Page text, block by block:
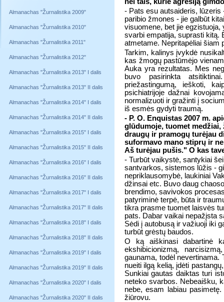
Almanachas "Žurnalistika 2009"
Almanachas "Žurnalistika 2010"
Almanachas "Žurnalistika 2011"
Almanachas "Žurnalistika 2012"
Almanachas "Žurnalistika 2013" I dalis
Almanachas "Žurnalistika 2013" II dalis
Almanachas "Žurnalistika 2014" I dalis
Almanachas "Žurnalistika 2014" II dalis
Almanachas "Žurnalistika 2015" I dalis
Almanachas "Žurnalistika 2015" II dalis
Almanachas "Žurnalistika 2016" I dalis
Almanachas "Žurnalistika 2016" II dalis
Almanachas "Žurnalistika 2017" I dalis
Almanachas "Žurnalistika 2017" II dalis
Almanachas "Žurnalistika 2018" I dalis
Almanachas "Žurnalistika 2018" II dalis
Almanachas "Žurnalistika 2019" I dalis
Almanachas "Žurnalistika 2019" II dalis
Almanachas "Žurnalistika 2020" I dalis
Almanachas "Žurnalistika 2020" II dalis
- Pats esu autsaideris,
paribio žmones - jie galbūt
visuomene, bet jie egzistuoja,
svarbi empatija, suprasti kitą.
atmetame. Nepritapėliai šiam
Tarkim, kalinys įvykdė
kas žmogų pastūmėjo
Auka yra rezultatas. Mes
buvo pasirinkta
priežastingumą, ieškoti,
psichiatrijoje dažnai
normalizuoti ir gražinti į
iš esmės gydyti traumą.
- P. O. Enquistas 2007 m.
glūdumoje, tuomet
draugų ir pramogų turėjau
suformavo mano stiprų ir
Aš turėjau pušis." O kas
- Turbūt vaikystė, santykiai
santvarkos, sistemos lūžis -
nepriklausomybė, laukiniai
džinsai etc. Buvo daug
brendimo, savivokos
patyriminė terpė, būta ir
tikra prasme tuomet laisvės
pats. Dabar vaikai nepažįsta
Sėdi į autobusą ir važiuoji iki
turbūt grėstų baudos.
O ką aiškinasi dabartinė
ekshibicionizmą,
gaunama, todėl nevertinama.
nueiti ilgą kelią, įdėti
Sunkiai gautas daiktas turi
neteko svarbos. Nebeaišku,
nebe, esam labiau
žiūrovu.